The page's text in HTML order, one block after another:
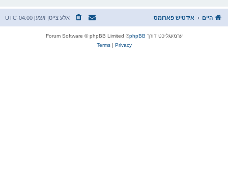
היים אידטיש פארומס אלע צייטן זענען UTC-04:00
ערמעגליכט דורך phpBB
® Forum Software © phpBB Limited
Privacy
|
Terms